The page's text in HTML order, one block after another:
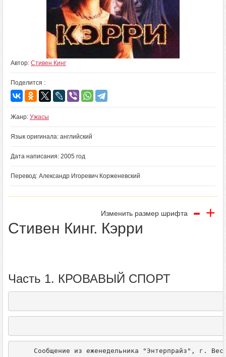
Автор: Стивен Кинг
Поделится :
Жанр: Ужасы
Язык оригинала: английский
Дата написания: 2005 год
Перевод: Александр Игоревич Корженевский
Изменить размер шрифта - +
Стивен Кинг. Кэрри
Часть 1. КРОВАВЫЙ СПОРТ
Сообщение из еженедельника "Энтерпрайз", г.